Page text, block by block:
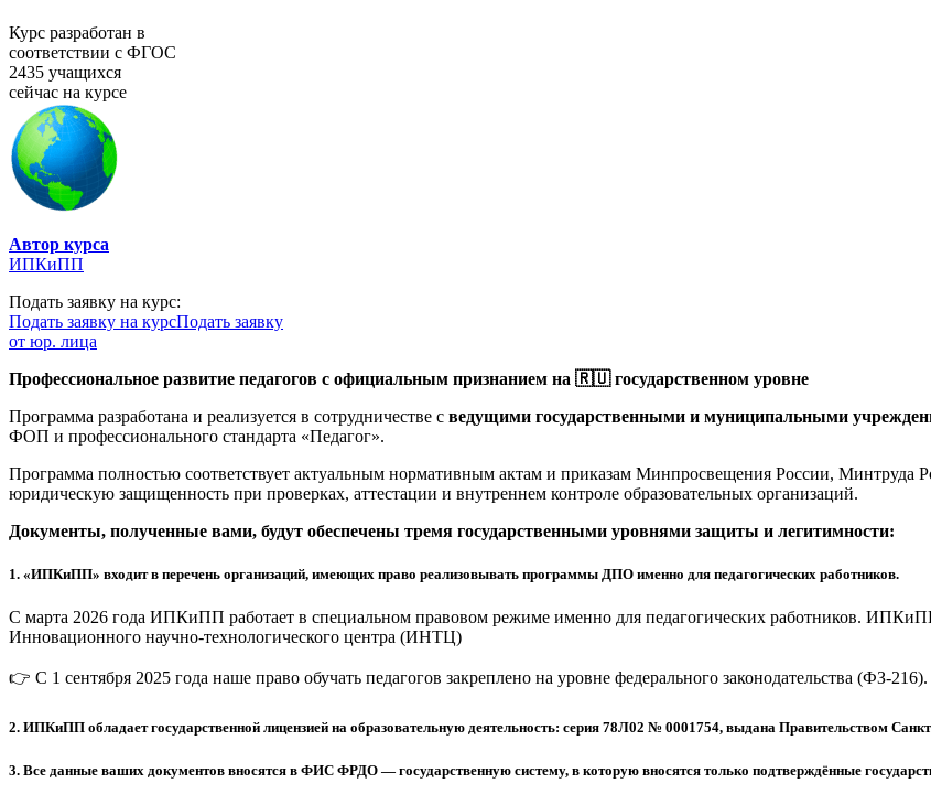
Курс разработан в
соответствии с ФГОС
2435 учащихся
сейчас на курсе
Автор курса
ИПКиПП
Подать заявку на курс:
Подать заявку на курсПодать заявку
от юр. лица
Профессиональное развитие педагогов с официальным признанием на 🇷🇺 государственном уровне
Программа разработана и реализуется в сотрудничестве с ведущими государственными и муниципальными
ФОП и профессионального стандарта «Педагог».
Программа полностью соответствует актуальным нормативным актам и приказам Минпросвещения России, Минтруда
юридическую защищенность при проверках, аттестации и внутреннем контроле образовательных организаций.
Документы, полученные вами, будут обеспечены тремя государственными уровнями защиты и легитимности:
1. «ИПКиПП» входит в перечень организаций, имеющих право реализовывать программы ДПО именно для педагогических работников.
С марта 2026 года ИПКиПП работает в специальном правовом режиме именно для педагогических работников. ИПКиПП
Инновационного научно-технологического центра (ИНТЦ)
👉 С 1 сентября 2025 года наше право обучать педагогов закреплено на уровне федерального законодательства (ФЗ-
2. ИПКиПП обладает государственной лицензией на образовательную деятельность: серия 78Л02 № 0001754, выдана Правительством
3. Все данные ваших документов вносятся в ФИС ФРДО — государственную систему, в которую вносятся только подтверждённые